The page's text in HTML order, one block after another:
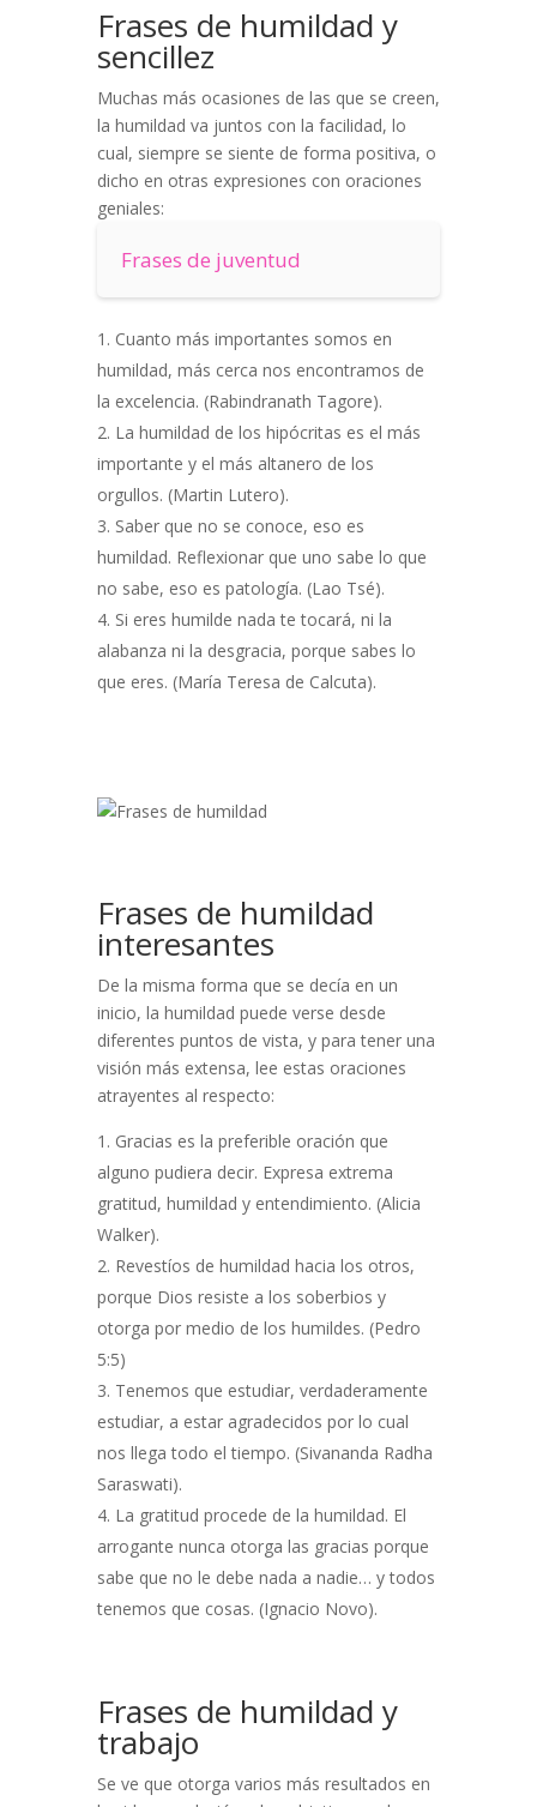
Frases de humildad y
sencillez
Muchas más ocasiones de las que se creen,
la humildad va juntos con la facilidad, lo
cual, siempre se siente de forma positiva, o
dicho en otras expresiones con oraciones
geniales:
Frases de juventud
Cuanto más importantes somos en
humildad, más cerca nos encontramos de
la excelencia. (Rabindranath Tagore).
La humildad de los hipócritas es el más
importante y el más altanero de los
orgullos. (Martin Lutero).
Saber que no se conoce, eso es
humildad. Reflexionar que uno sabe lo que
no sabe, eso es patología. (Lao Tsé).
Si eres humilde nada te tocará, ni la
alabanza ni la desgracia, porque sabes lo
que eres. (María Teresa de Calcuta).
Frases de humildad
interesantes
De la misma forma que se decía en un
inicio, la humildad puede verse desde
diferentes puntos de vista, y para tener una
visión más extensa, lee estas oraciones
atrayentes al respecto:
Gracias es la preferible oración que
alguno pudiera decir. Expresa extrema
gratitud, humildad y entendimiento. (Alicia
Walker).
Revestíos de humildad hacia los otros,
porque Dios resiste a los soberbios y
otorga por medio de los humildes. (Pedro
5:5)
Tenemos que estudiar, verdaderamente
estudiar, a estar agradecidos por lo cual
nos llega todo el tiempo. (Sivananda Radha
Saraswati).
La gratitud procede de la humildad. El
arrogante nunca otorga las gracias porque
sabe que no le debe nada a nadie… y todos
tenemos que cosas. (Ignacio Novo).
Frases de humildad y
trabajo
Se ve que otorga varios más resultados en